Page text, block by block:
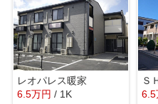
レオパレス暖家
6.5万円 / 1K
Ｓ
6.5